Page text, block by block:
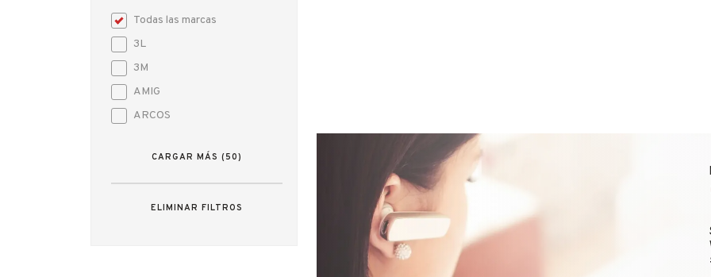
Todas las marcas
3L
3M
AMIG
ARCOS
AZBE - YALE
BAHCO
BELLOTA
CARGAR MÁS (50)
ELIMINAR FILTROS